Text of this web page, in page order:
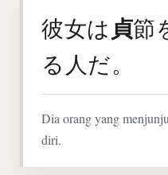
彼女は貞節
る人だ。
Dia orang yang
diri.